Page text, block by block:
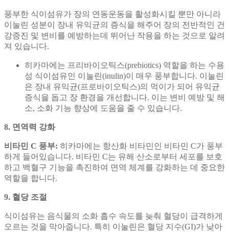
풍부한 식이섬유가 장의 연동운동을 활성화시킬 뿐만 아니라
이눌린 성분이 장내 유익균의 증식을 해주어 장의 전반적인 건
강증진 및 변비를 예방하는데 뛰어난 작용을 하는 것으로 알려
져 있습니다.
히카마에는 프리바이오틱스(prebiotics) 역할을 하는 수용
성 식이섬유인 이눌린(inulin)이 매우 풍부합니다. 이눌린
은 장내 유익균(프로바이오틱스)의 먹이가 되어 유익균
증식을 돕고 장 환경을 개선합니다. 이는 변비 예방 및 해
소, 소화 기능 향상에 도움을 줄 수 있습니다.
8. 면역력 강화
비타민 C 풍부: 히카마에는 항산화 비타민인 비타민 C가 풍부
하게 들어있습니다. 비타민 C는 유해 산소로부터 세포를 보호
하고 백혈구 기능을 촉진하여 면역 체계를 강화하는 데 중요한
역할을 합니다.
9. 혈당 조절
식이섬유는 음식물의 소화 흡수 속도를 늦춰 혈당이 급격하게
오르는 것을 막아줍니다. 특히 이눌린은 혈당 지수(GI)가 낮아